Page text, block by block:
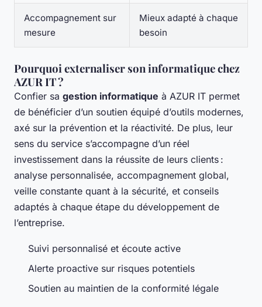
Accompagnement sur
mesure
Mieux adapté à chaque
besoin
Pourquoi externaliser son informatique chez
AZUR IT ?
Confier sa gestion informatique à AZUR IT permet
de bénéficier d’un soutien équipé d’outils modernes,
axé sur la prévention et la réactivité. De plus, leur
sens du service s’accompagne d’un réel
investissement dans la réussite de leurs clients :
analyse personnalisée, accompagnement global,
veille constante quant à la sécurité, et conseils
adaptés à chaque étape du développement de
l’entreprise.
Suivi personnalisé et écoute active
Alerte proactive sur risques potentiels
Soutien au maintien de la conformité légale